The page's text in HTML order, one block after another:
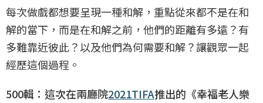
每次做戲都想要呈現一種和解，重點從來都不是在和
解的當下，而是在和解之前，他們的距離有多遠？有
多難靠近彼此？以及他們為何需要和解？讓觀眾一起
經歷這個過程。
500輯：這次在兩廳院2021TIFA推出的《幸福老人樂